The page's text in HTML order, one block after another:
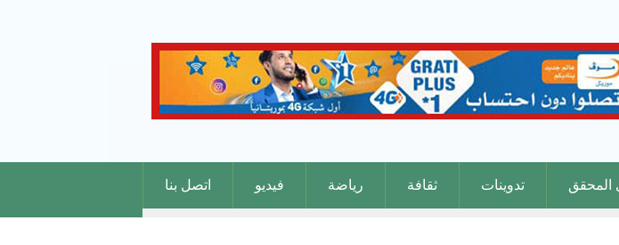
المحقق تدوينات ثقافة رياضة فيديو اتصل بنا